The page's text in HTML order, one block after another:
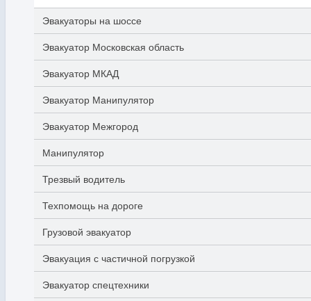
Эвакуаторы на шоссе
Эвакуатор Московская область
Эвакуатор МКАД
Эвакуатор Манипулятор
Эвакуатор Межгород
Манипулятор
Трезвый водитель
Техпомощь на дороге
Грузовой эвакуатор
Эвакуация с частичной погрузкой
Эвакуатор спецтехники